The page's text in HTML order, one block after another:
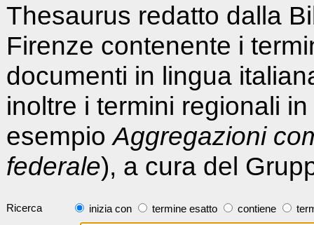
Thesaurus redatto dalla
Firenze contenente i
documenti in lingua
inoltre i termini regionali
esempioAggregazioni
federale), a cura del
Ricerca inizia con termine esatto contiene